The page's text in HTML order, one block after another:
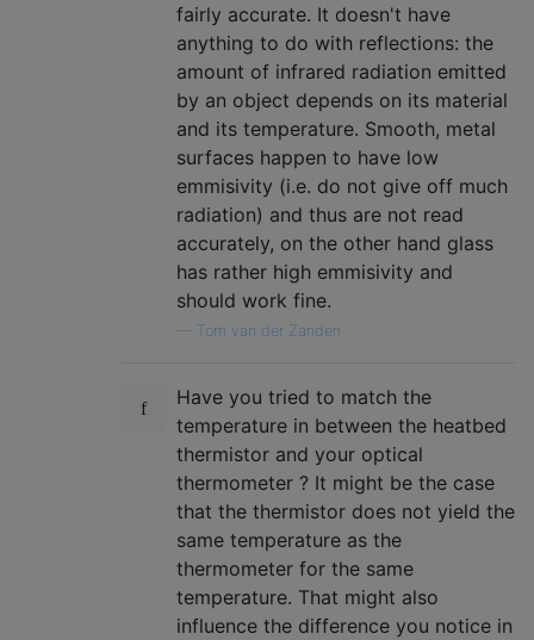
fairly accurate. It doesn't have
anything to do with reflections: the
amount of infrared radiation emitted
by an object depends on its material
and its temperature. Smooth, metal
surfaces happen to have low
emmisivity (i.e. do not give off much
radiation) and thus are not read
accurately, on the other hand glass
has rather high emmisivity and
should work fine.
Tom van der Zanden
Have you tried to match the
temperature in between the heatbed
thermistor and your optical
thermometer ? It might be the case
that the thermistor does not yield the
same temperature as the
thermometer for the same
temperature. That might also
influence the difference you notice in